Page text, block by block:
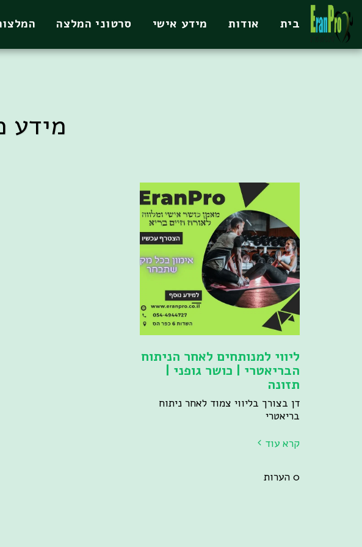
בית אודות מידע אישי סרטוני המלצה
מידע
ליווי למנותחים לאחר הניתוח
הבריאטרי | כושר גופני |
תזונה
דן בצורך בליווי צמוד לאחר ניתוח
בריאטרי
קרא עוד
0 הערות